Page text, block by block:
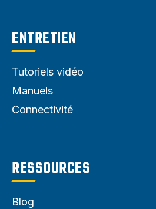
ENTRETIEN
Tutoriels vidéo
Manuels
Connectivité
RESSOURCES
Blog